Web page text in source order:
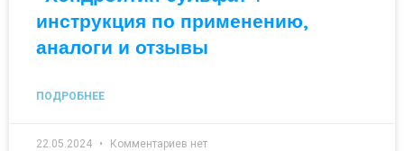
инструкция по применению,
аналоги и отзывы
ПОДРОБНЕЕ
22.05.2024 Комментариев нет